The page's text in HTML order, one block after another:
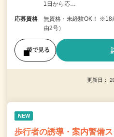
1日から応…
応募資格
無資格・未経験OK！ ※18
由2号）
後で見る
更新日：
NEW
歩行者の誘導・案内警備